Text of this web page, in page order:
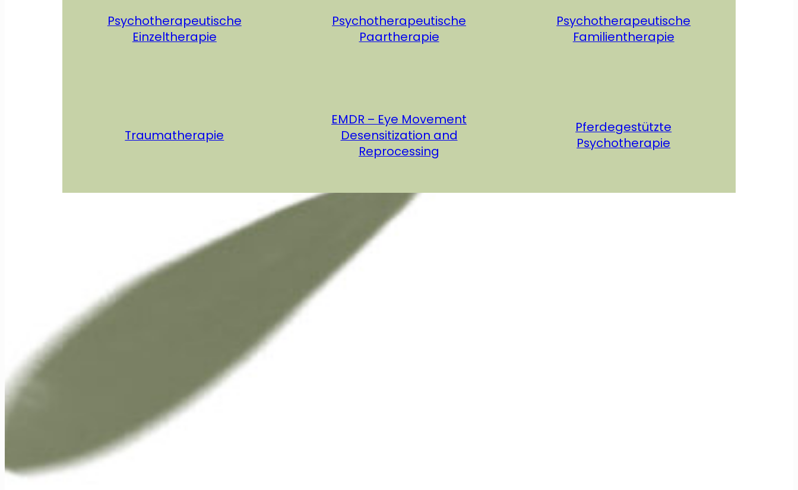
Psychotherapeutische
Einzeltherapie
Psychotherapeutische
Paartherapie
Psychotherapeutische
Familientherapie
Traumatherapie
EMDR – Eye Movement
Desensitization and
Reprocessing
Pferdegestützte
Psychotherapie